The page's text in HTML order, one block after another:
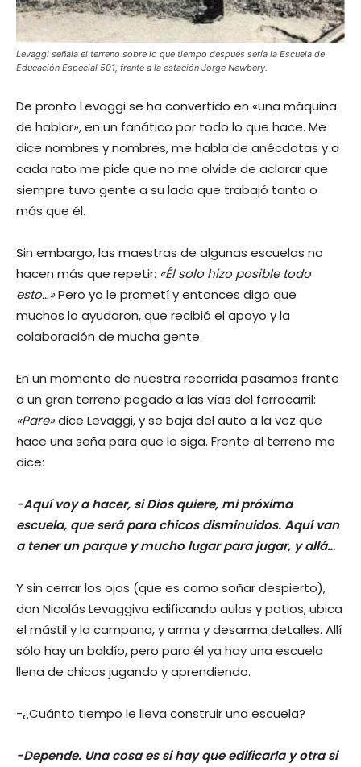
Levaggi señala el terreno sobre lo que tiempo después sería la Escuela de
Educación Especial 501, frente a la estación Jorge Newbery.
De pronto Levaggi se ha convertido en «una máquina
de hablar», en un fanático por todo lo que hace. Me
dice nombres y nombres, me habla de anécdotas y a
cada rato me pide que no me olvide de aclarar que
siempre tuvo gente a su lado que trabajó tanto o
más que él.
Sin embargo, las maestras de algunas escuelas no
hacen más que repetir: «Él solo hizo posible todo
esto…»Pero yo le prometí y entonces digo que
muchos lo ayudaron, que recibió el apoyo y la
colaboración de mucha gente.
En un momento de nuestra recorrida pasamos frente
a un gran terreno pegado a las vías del ferrocarril:
«Pare»dice Levaggi, y se baja del auto a la vez que
hace una seña para que lo siga. Frente al terreno me
dice:
-Aquí voy a hacer, si Dios quiere, mi próxima
escuela, que será para chicos disminuidos. Aquí van
a tener un parque y mucho lugar para jugar, y allá…
Y sin cerrar los ojos (que es como soñar despierto),
don Nicolás Levaggiva edificando aulas y patios, ubica
el mástil y la campana, y arma y desarma detalles. Allí
sólo hay un baldío, pero para él ya hay una escuela
llena de chicos jugando y aprendiendo.
-¿Cuánto tiempo le lleva construir una escuela?
-Depende. Una cosa es si hay que edificarla y otra si